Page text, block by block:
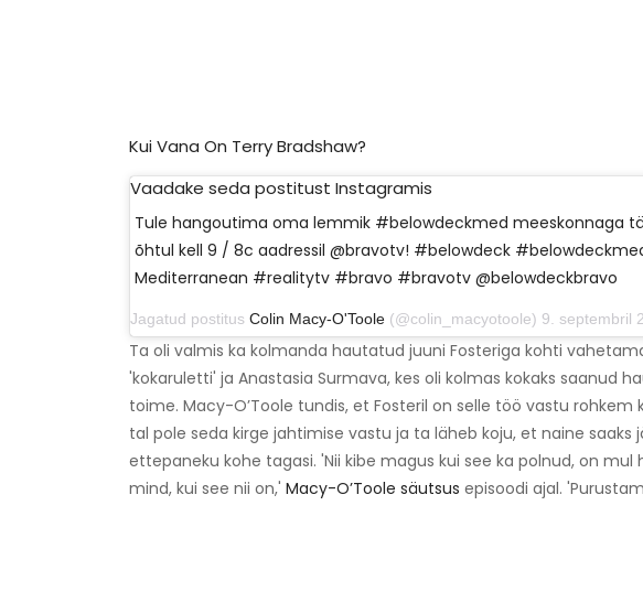
Kui Vana On Terry Bradshaw?
Vaadake seda postitust Instagramis
Tule hangoutima oma lemmik #belowdeckmed meeskonnaga
õhtul kell 9 / 8c aadressil @bravotv! #belowdeck
Mediterranean #realitytv #bravo #bravotv @belowdeckbravo
Jagatud postitus Colin Macy-O'Toole (@colin_macyotoole) 9. septembril 2019 kell 11:13
Ta oli valmis ka kolmanda hautatud juuni Fosteriga kohti
'kokaruletti' ja Anastasia Surmava, kes oli kolmas kokaks saanud
toime. Macy-O’Toole tundis, et Fosteril on selle töö vastu rohkem
tal pole seda kirge jahtimise vastu ja ta läheb koju, et naine saaks
ettepaneku kohe tagasi. 'Nii kibe magus kui see ka polnud, on mul
mind, kui see nii on,' Macy-O’Toole säutsus episoodi ajal.